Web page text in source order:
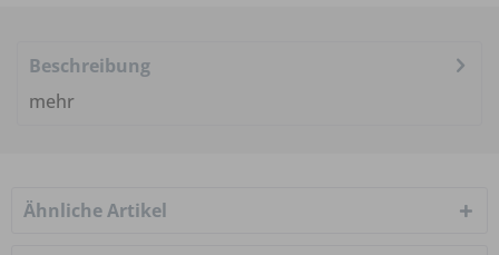
Beschreibung
mehr
Ähnliche Artikel